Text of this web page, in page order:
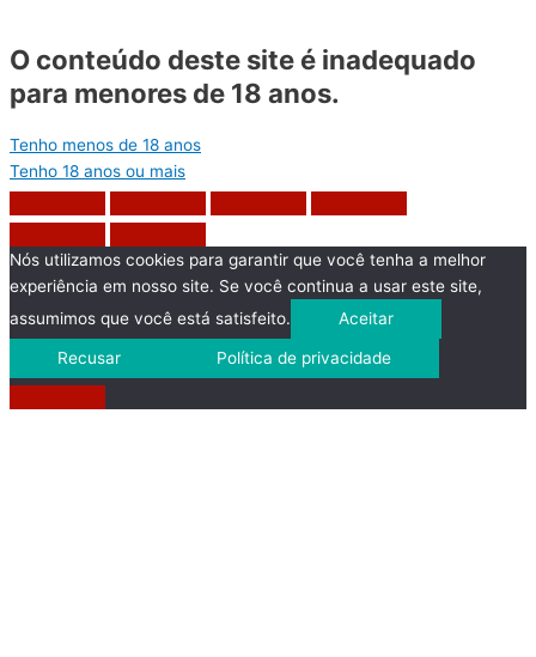
O conteúdo deste site é inadequado
para menores de 18 anos.
Tenho menos de 18 anos
Tenho 18 anos ou mais
Nós utilizamos cookies para garantir que você tenha a melhor
experiência em nosso site. Se você continua a usar este site,
assumimos que você está satisfeito.
Aceitar
Recusar Política de privacidade